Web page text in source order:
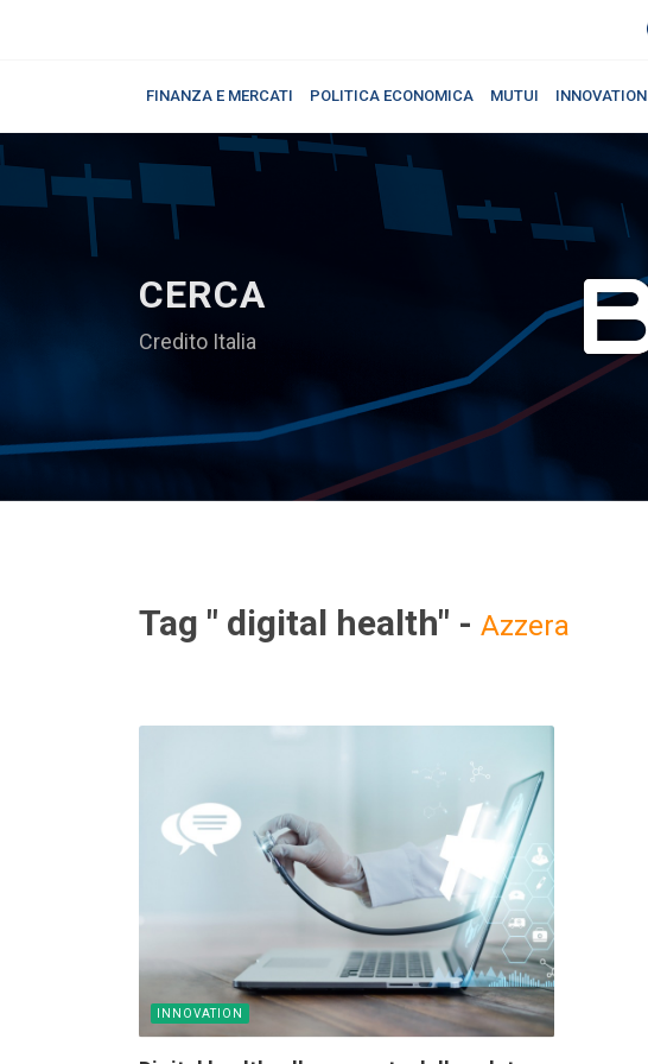
FINANZA E MERCATI POLITICA ECONOMICA MUTUI INNOVATION
CERCA
Credito Italia
Tag " digital health" - Azzera
INNOVATION